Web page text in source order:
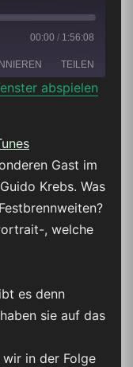
00:00 / 1:56:08
TEILEN
abspielen
Gast im
Krebs. Was
, welche
es denn
sie auf das
in der Folge